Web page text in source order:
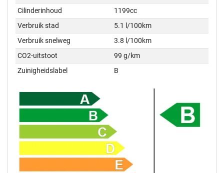
Cilinderinhoud
1199cc
Verbruik stad
5.1 l/100km
Verbruik snelweg
3.8 l/100km
CO2-uitstoot
99 g/km
Zuinigheidslabel
B